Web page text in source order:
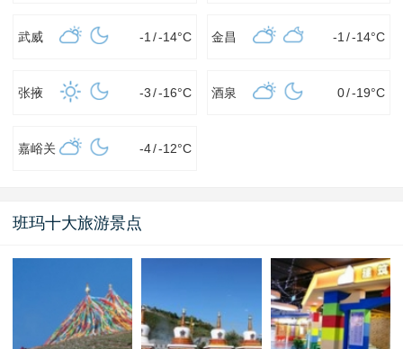
武威 -1 /-14°C 金昌 -1 /-14°C
张掖 -3/-16°C 酒泉 0/-19°C
嘉峪关 -4/-12°C
班玛十大旅游景点